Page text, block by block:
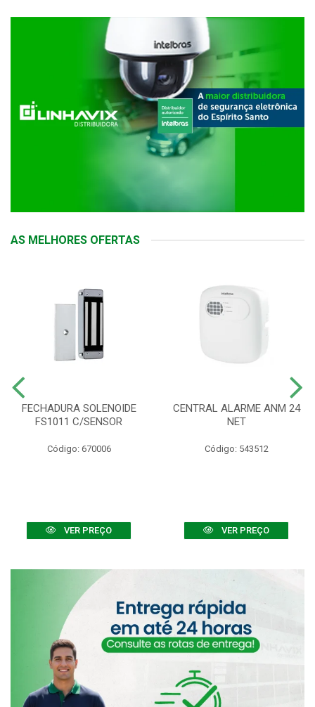
AS MELHORES OFERTAS
FECHADURA SOLENOIDE
FS1011 C/SENSOR
Código: 670006
VER PREÇO
CENTRAL ALARME ANM 24
NET
Código: 543512
VER PREÇO